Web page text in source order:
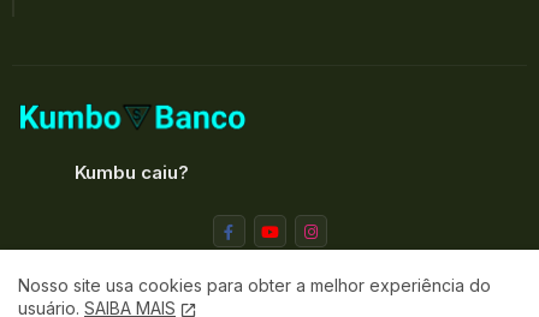
Kumbu caiu?
Nosso site usa cookies para obter a melhor experiência do
usuário. SAIBA MAIS